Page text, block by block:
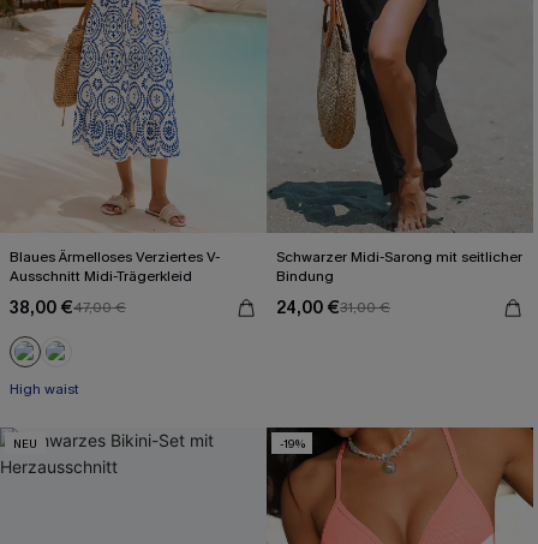
Blaues Ärmelloses Verziertes V-
Ausschnitt Midi-Trägerkleid
38,00 €47,00 €
High waist
Schwarzer Midi-Sarong mit seitlicher
Bindung
24,00 €31,00 €
NEU -19%